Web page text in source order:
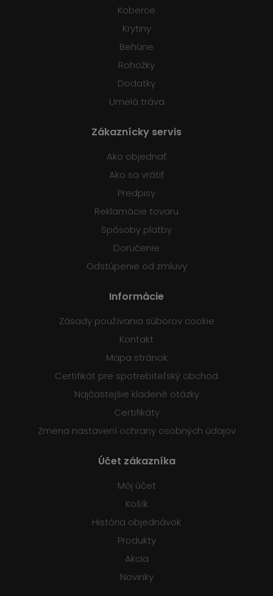
Koberce
Krytiny
Behúne
Rohožky
Dodatky
Umelá tráva
Zákaznícky servis
Ako objednať
Ako sa vrátiť
Predpisy
Reklamácie tovaru
Spôsoby platby
Doručenie
Odstúpenie od zmluvy
Informácie
Zásady používania súborov cookie
Kontakt
Mapa stránok
Certifikát pre spotrebiteľský obchod
Najčastejšie kladené otázky
Certifikáty
Zmena nastavení ochrany osobných údajov
Účet zákazníka
Môj účet
Košík
História objednávok
Produkty
Akcia
Novinky